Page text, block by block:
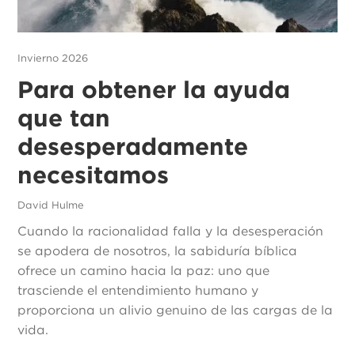
Invierno 2026
Para obtener la ayuda
que tan
desesperadamente
necesitamos
David Hulme
Cuando la racionalidad falla y la desesperación
se apodera de nosotros, la sabiduría bíblica
ofrece un camino hacia la paz: uno que
trasciende el entendimiento humano y
proporciona un alivio genuino de las cargas de la
vida.